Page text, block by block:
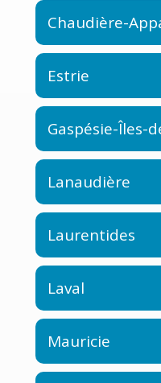
Chaudière-
Estrie
Gaspésie-Îles-
Lanaudière
Laurentides
Laval
Mauricie